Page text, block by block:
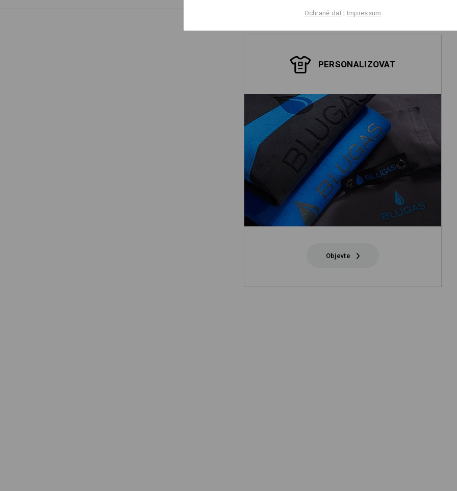
PERSONALIZOVAT
Objevte
Ochraně dat| Impressum